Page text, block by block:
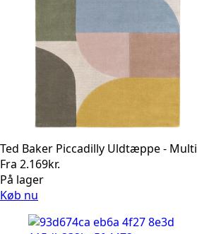
Ted Baker Piccadilly Uldtæppe - Multi
Fra 2.169kr.
På lager
Køb nu